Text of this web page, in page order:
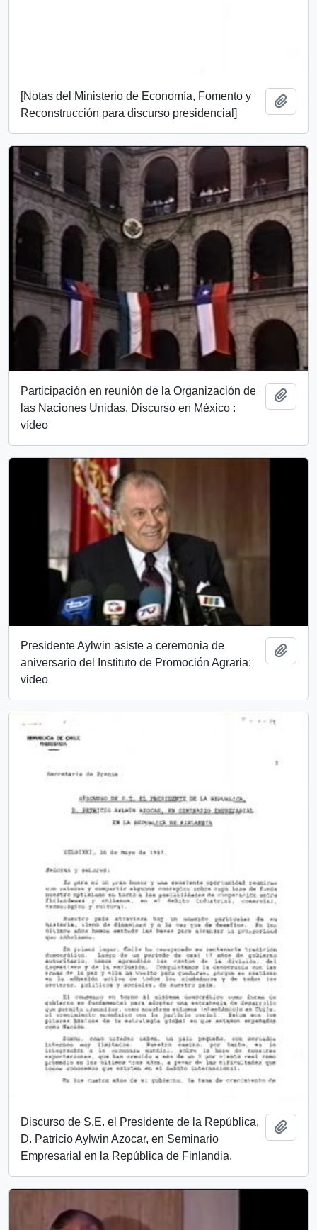
[Notas del Ministerio de Economía, Fomento y
Reconstrucción para discurso presidencial]
Participación en reunión de la Organización de
las Naciones Unidas. Discurso en México :
vídeo
Presidente Aylwin asiste a ceremonia de
aniversario del Instituto de Promoción Agraria:
video
Discurso de S.E. el Presidente de la República,
D. Patricio Aylwin Azocar, en Seminario
Empresarial en la República de Finlandia.